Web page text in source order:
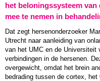
het beloningssysteem
mee te nemen in
Dat zegt hersenonderzoeker
Utrecht naar aanleiding van
van het UMC en de Universiteit
verbindingen in de hersenen.
overgewicht, omdat het brein
bedrading tussen de cortex,